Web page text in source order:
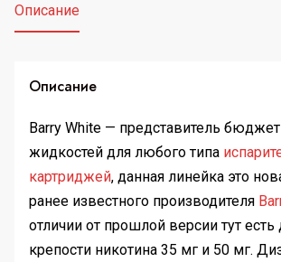
Описание
Описание
Barry White — представитель
жидкостей для любого типа
картриджей, данная линейка это
ранее известного производителя
отличии от прошлой версии тут есть
крепости никотина 35 мг и 50 мг.